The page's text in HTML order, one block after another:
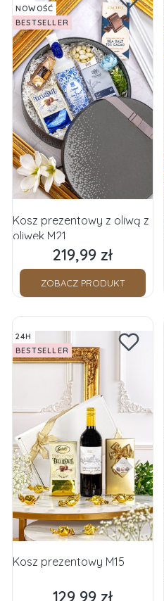
NOWOŚĆ
BESTSELLER
Kosz prezentowy z oliwą z
oliwek M21
Cena
219,99 zł
ZOBACZ PRODUKT
24H
BESTSELLER
Kosz prezentowy M15
Cena
129,99 zł